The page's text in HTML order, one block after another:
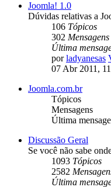
Joomla! 1.0
Dúvidas relativas a
106 Tópicos
302 Mensagens
Última
porladyanesas
07 Abr 2011,
Joomla.com.br
Tópicos
Mensagens
Última
Discussão Geral
Se você não sabe
1093 Tópicos
2582
Última